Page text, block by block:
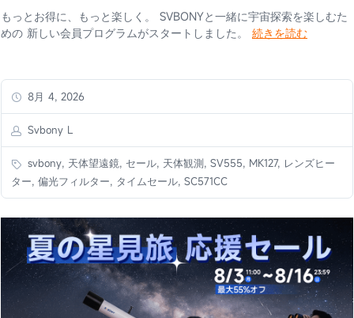
もっとお得に、もっと楽しく。 SVBONYと一緒に宇宙探索を楽しむた
めの 新しい会員プログラムがスタートしました。 続きを読む
8月 4, 2026
Svbony L
svbony, 天体望遠鏡, セール, 天体観測, SV555, MK127, レンズヒー
ター, 偏光フィルター, タイムセール, SC571CC